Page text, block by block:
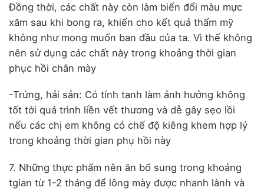
Đồng thời, các chất này còn làm biến đổi màu mực
xăm sau khi bong ra, khiến cho kết quả thẩm mỹ
không như mong muốn ban đầu của ta. Vì thế không
nên sử dụng các chất này trong khoảng thời gian
phục hồi chân mày
-Trứng, hải sản: Có tính tanh làm ảnh hưởng không
tốt tới quá trình liền vết thương và dễ gây sẹo lồi
nếu các chị em không có chế độ kiêng khem hợp lý
trong khoảng thời gian phụ hồi này
7. Những thực phẩm nên ăn bổ sung trong khoảng
tgian từ 1-2 tháng để lông mày được nhanh lành và